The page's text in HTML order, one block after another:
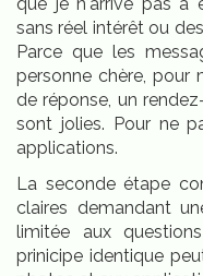
sans réel intérêt ou
Parce que les
personne chère, pour
de réponse, un
sont jolies. Pour ne
applications.
La seconde étape
claires demandant
limitée aux
prinicipe identique